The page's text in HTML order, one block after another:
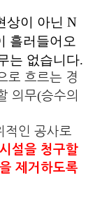
상이 아닌N
흘러들어오
는 없습니다.
로 흐르는 경
의무(승수의
적인 공사로
설을 청구할
제거하도록